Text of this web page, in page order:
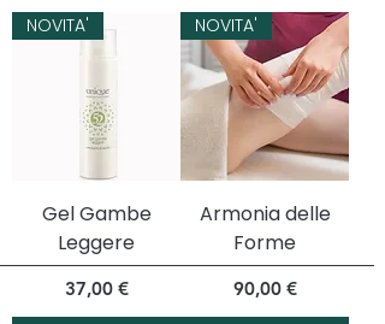
NOVITA'
Gel Gambe
Leggere
Prezzo
37,00 €
NOVITA'
Armonia delle
Forme
Prezzo
90,00 €